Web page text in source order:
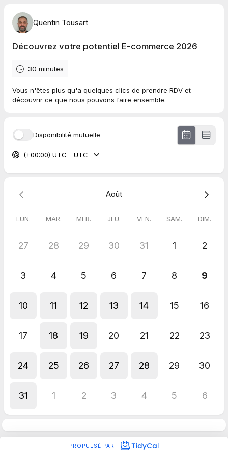
Quentin Tousart
Découvrez votre potentiel E-commerce 2026
30 minutes
Vous n'êtes plus qu'a quelques clics de prendre RDV et
découvrir ce que nous pouvons faire ensemble.
Disponibilité mutuelle
(+00:00) UTC - UTC
Août
LUN. MAR. MER. JEU. VEN. SAM. DIM.
27 28 29 30 31 1 2
3 4 5 6 7 8 9
10 11 12 13 14 15 16
17 18 19 20 21 22 23
24 25 26 27 28 29 30
31 1 2 3 4 5 6
PROPULSÉ PAR